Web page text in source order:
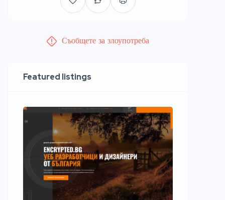
Съобщете за злоупотреба
Featured listings